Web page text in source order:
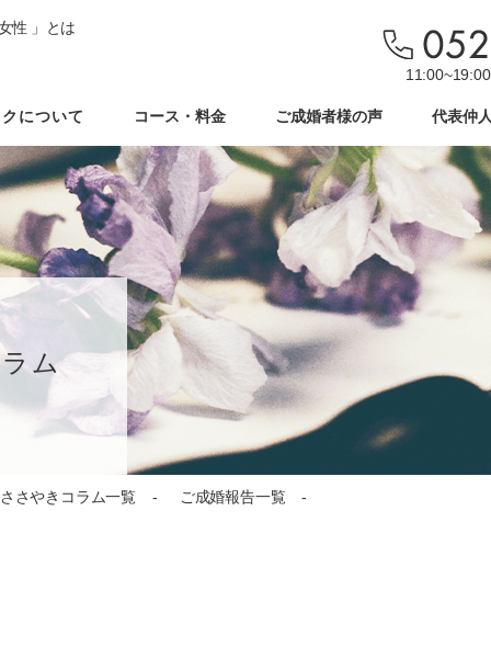
性 」とは
について コース・料金 ご成婚者様の声 代表仲
ム
さやきコラム一覧
ご成婚報告一覧